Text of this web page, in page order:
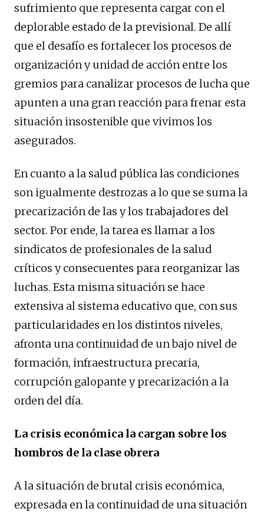
sufrimiento que representa cargar con el
deplorable estado de la previsional. De allí
que el desafío es fortalecer los procesos de
organización y unidad de acción entre los
gremios para canalizar procesos de lucha que
apunten a una gran reacción para frenar esta
situación insostenible que vivimos los
asegurados.
En cuanto a la salud pública las condiciones
son igualmente destrozas a lo que se suma la
precarización de las y los trabajadores del
sector. Por ende, la tarea es llamar a los
sindicatos de profesionales de la salud
críticos y consecuentes para reorganizar las
luchas. Esta misma situación se hace
extensiva al sistema educativo que, con sus
particularidades en los distintos niveles,
afronta una continuidad de un bajo nivel de
formación, infraestructura precaria,
corrupción galopante y precarización a la
orden del día.
La crisis económica la cargan sobre los
hombros de la clase obrera
A la situación de brutal crisis económica,
expresada en la continuidad de una situación